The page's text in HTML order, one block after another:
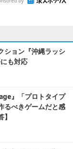
ション『沖縄ラッシ
も対応
』「プロトタイプ
るべきゲームだと感